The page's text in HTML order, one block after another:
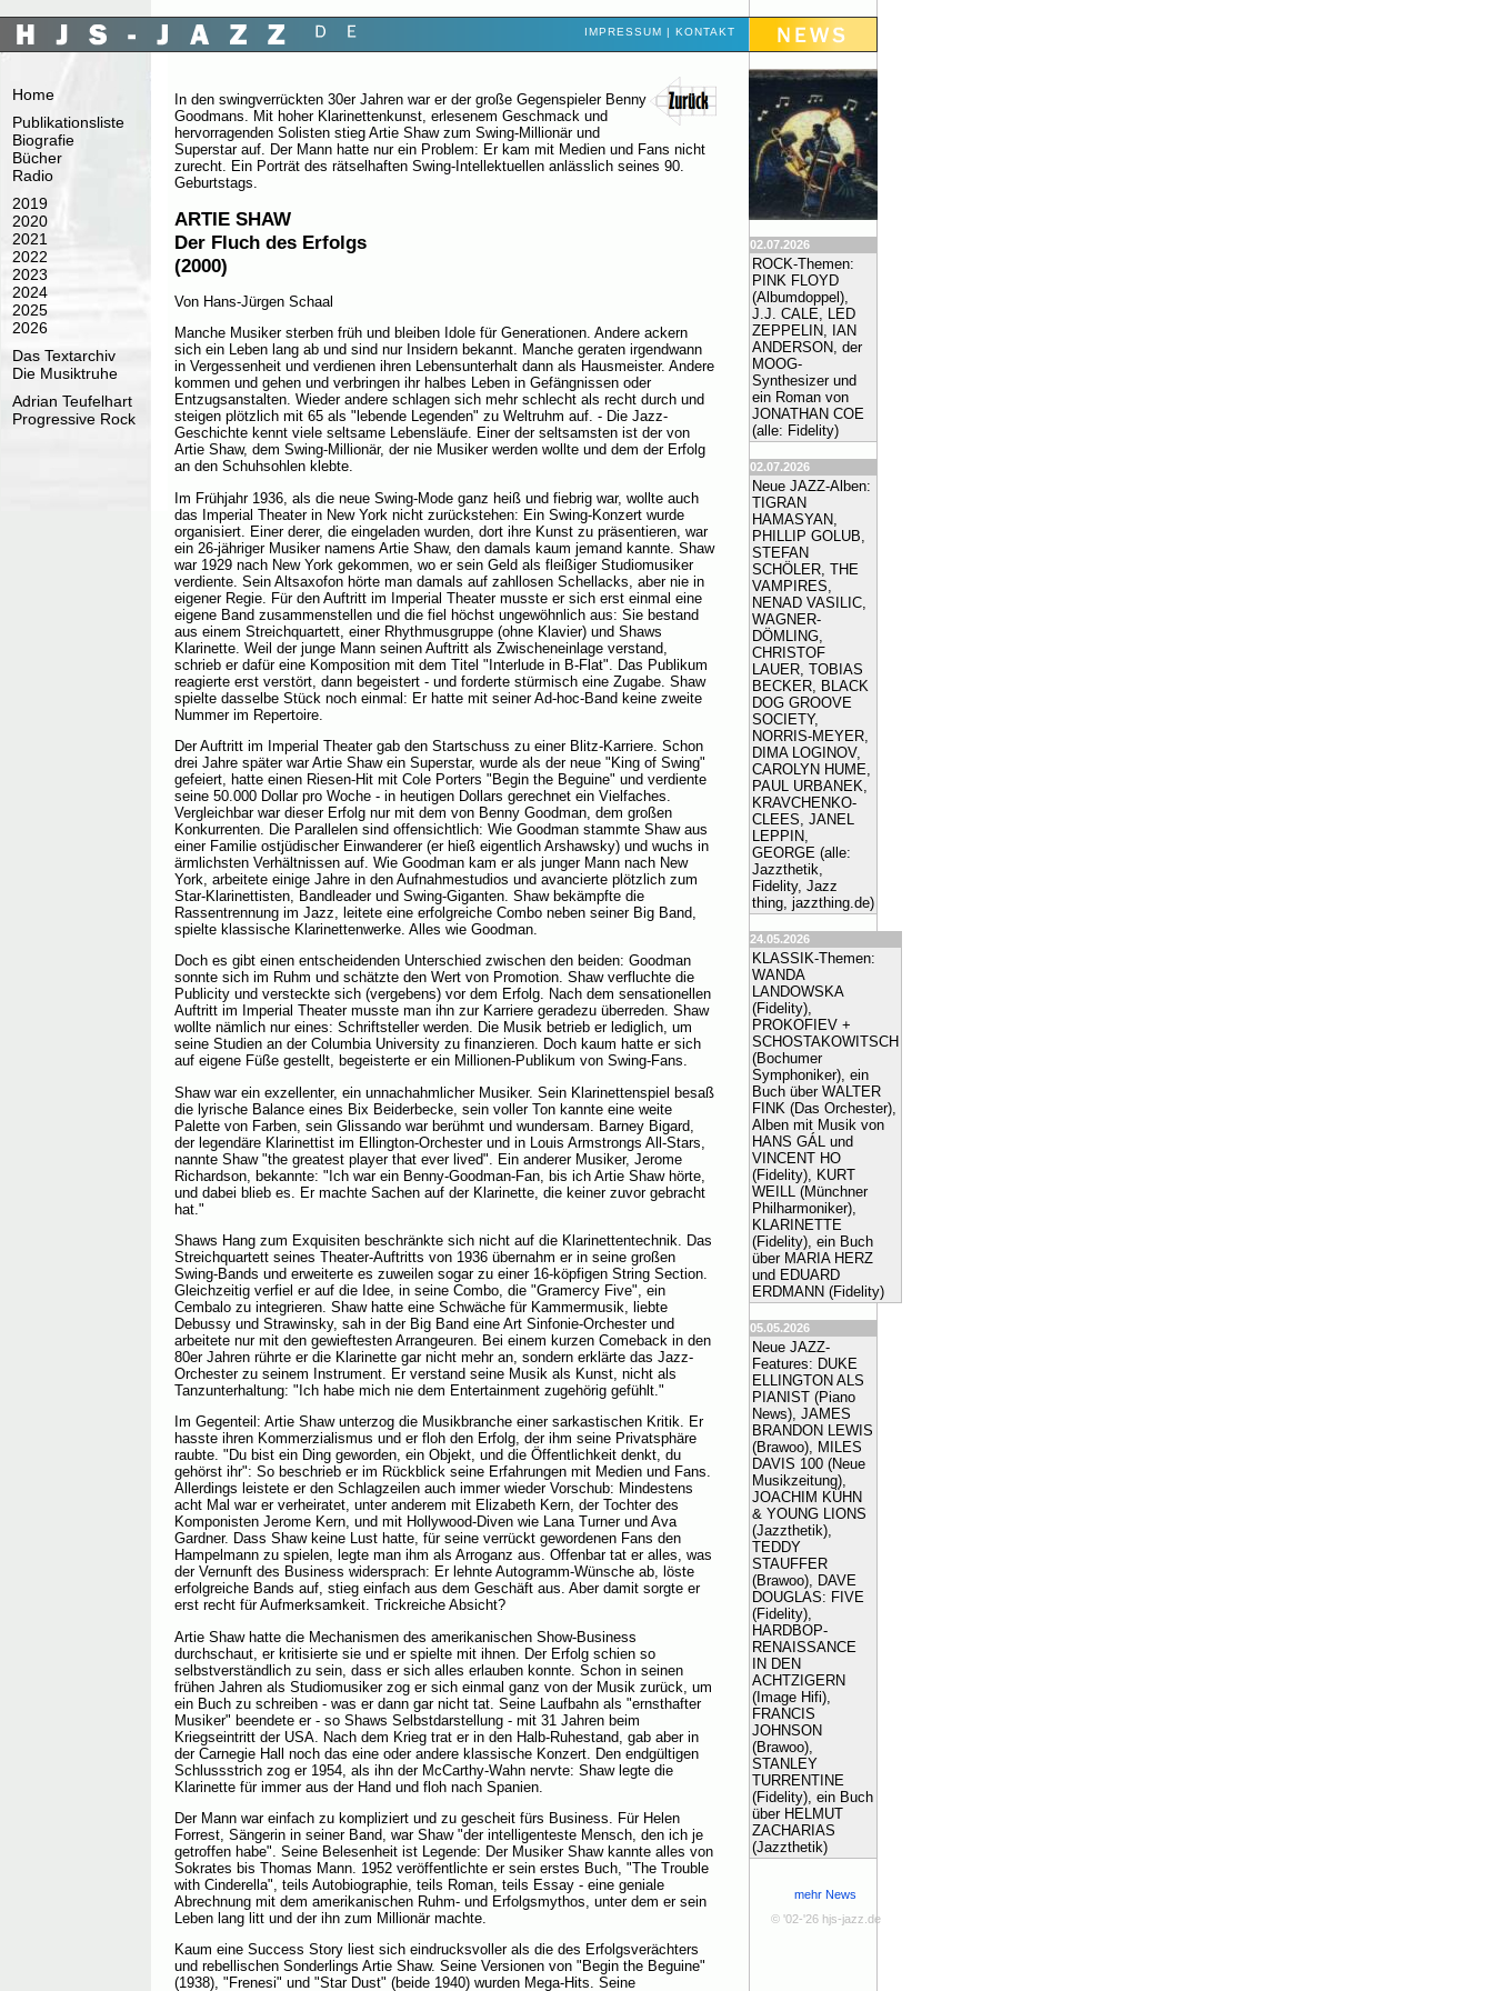
IMPRESSUM | KONTAKT
Home
Publikationsliste
Biografie
Bücher
Radio
2019
2020
2021
2022
2023
2024
2025
2026
Das Textarchiv
Die Musiktruhe
Adrian Teufelhart
Progressive Rock
In den swingverrückten 30er Jahren war er der große Gegenspieler Benny
Goodmans. Mit hoher Klarinettenkunst, erlesenem Geschmack und
hervorragenden Solisten stieg Artie Shaw zum Swing-Millionär und
Superstar auf. Der Mann hatte nur ein Problem: Er kam mit Medien und Fans nicht
zurecht. Ein Porträt des rätselhaften Swing-Intellektuellen anlässlich seines 90.
Geburtstags.
ARTIE SHAW
Der Fluch des Erfolgs
(2000)
Von Hans-Jürgen Schaal
Manche Musiker sterben früh und bleiben Idole für Generationen. Andere ackern
sich ein Leben lang ab und sind nur Insidern bekannt. Manche geraten irgendwann
in Vergessenheit und verdienen ihren Lebensunterhalt dann als Hausmeister. Andere
kommen und gehen und verbringen ihr halbes Leben in Gefängnissen oder
Entzugsanstalten. Wieder andere schlagen sich mehr schlecht als recht durch und
steigen plötzlich mit 65 als "lebende Legenden" zu Weltruhm auf. - Die Jazz-
Geschichte kennt viele seltsame Lebensläufe. Einer der seltsamsten ist der von
Artie Shaw, dem Swing-Millionär, der nie Musiker werden wollte und dem der Erfolg
an den Schuhsohlen klebte.
Im Frühjahr 1936, als die neue Swing-Mode ganz heiß und fiebrig war, wollte auch
das Imperial Theater in New York nicht zurückstehen: Ein Swing-Konzert wurde
organisiert. Einer derer, die eingeladen wurden, dort ihre Kunst zu präsentieren, war
ein 26-jähriger Musiker namens Artie Shaw, den damals kaum jemand kannte. Shaw
war 1929 nach New York gekommen, wo er sein Geld als fleißiger Studiomusiker
verdiente. Sein Altsaxofon hörte man damals auf zahllosen Schellacks, aber nie in
eigener Regie. Für den Auftritt im Imperial Theater musste er sich erst einmal eine
eigene Band zusammenstellen und die fiel höchst ungewöhnlich aus: Sie bestand
aus einem Streichquartett, einer Rhythmusgruppe (ohne Klavier) und Shaws
Klarinette. Weil der junge Mann seinen Auftritt als Zwischeneinlage verstand,
schrieb er dafür eine Komposition mit dem Titel "Interlude in B-Flat". Das Publikum
reagierte erst verstört, dann begeistert - und forderte stürmisch eine Zugabe. Shaw
spielte dasselbe Stück noch einmal: Er hatte mit seiner Ad-hoc-Band keine zweite
Nummer im Repertoire.
Der Auftritt im Imperial Theater gab den Startschuss zu einer Blitz-Karriere. Schon
drei Jahre später war Artie Shaw ein Superstar, wurde als der neue "King of Swing"
gefeiert, hatte einen Riesen-Hit mit Cole Porters "Begin the Beguine" und verdiente
seine 50.000 Dollar pro Woche - in heutigen Dollars gerechnet ein Vielfaches.
Vergleichbar war dieser Erfolg nur mit dem von Benny Goodman, dem großen
Konkurrenten. Die Parallelen sind offensichtlich: Wie Goodman stammte Shaw aus
einer Familie ostjüdischer Einwanderer (er hieß eigentlich Arshawsky) und wuchs in
ärmlichsten Verhältnissen auf. Wie Goodman kam er als junger Mann nach New
York, arbeitete einige Jahre in den Aufnahmestudios und avancierte plötzlich zum
Star-Klarinettisten, Bandleader und Swing-Giganten. Shaw bekämpfte die
Rassentrennung im Jazz, leitete eine erfolgreiche Combo neben seiner Big Band,
spielte klassische Klarinettenwerke. Alles wie Goodman.
Doch es gibt einen entscheidenden Unterschied zwischen den beiden: Goodman
sonnte sich im Ruhm und schätzte den Wert von Promotion. Shaw verfluchte die
Publicity und versteckte sich (vergebens) vor dem Erfolg. Nach dem sensationellen
Auftritt im Imperial Theater musste man ihn zur Karriere geradezu überreden. Shaw
wollte nämlich nur eines: Schriftsteller werden. Die Musik betrieb er lediglich, um
seine Studien an der Columbia University zu finanzieren. Doch kaum hatte er sich
auf eigene Füße gestellt, begeisterte er ein Millionen-Publikum von Swing-Fans.
Shaw war ein exzellenter, ein unnachahmlicher Musiker. Sein Klarinettenspiel besaß
die lyrische Balance eines Bix Beiderbecke, sein voller Ton kannte eine weite
Palette von Farben, sein Glissando war berühmt und wundersam. Barney Bigard,
der legendäre Klarinettist im Ellington-Orchester und in Louis Armstrongs All-Stars,
nannte Shaw "the greatest player that ever lived". Ein anderer Musiker, Jerome
Richardson, bekannte: "Ich war ein Benny-Goodman-Fan, bis ich Artie Shaw hörte,
und dabei blieb es. Er machte Sachen auf der Klarinette, die keiner zuvor gebracht
hat."
Shaws Hang zum Exquisiten beschränkte sich nicht auf die Klarinettentechnik. Das
Streichquartett seines Theater-Auftritts von 1936 übernahm er in seine großen
Swing-Bands und erweiterte es zuweilen sogar zu einer 16-köpfigen String Section.
Gleichzeitig verfiel er auf die Idee, in seine Combo, die "Gramercy Five", ein
Cembalo zu integrieren. Shaw hatte eine Schwäche für Kammermusik, liebte
Debussy und Strawinsky, sah in der Big Band eine Art Sinfonie-Orchester und
arbeitete nur mit den gewieftesten Arrangeuren. Bei einem kurzen Comeback in den
80er Jahren rührte er die Klarinette gar nicht mehr an, sondern erklärte das Jazz-
Orchester zu seinem Instrument. Er verstand seine Musik als Kunst, nicht als
Tanzunterhaltung: "Ich habe mich nie dem Entertainment zugehörig gefühlt."
Im Gegenteil: Artie Shaw unterzog die Musikbranche einer sarkastischen Kritik. Er
hasste ihren Kommerzialismus und er floh den Erfolg, der ihm seine Privatsphäre
raubte. "Du bist ein Ding geworden, ein Objekt, und die Öffentlichkeit denkt, du
gehörst ihr": So beschrieb er im Rückblick seine Erfahrungen mit Medien und Fans.
Allerdings leistete er den Schlagzeilen auch immer wieder Vorschub: Mindestens
acht Mal war er verheiratet, unter anderem mit Elizabeth Kern, der Tochter des
Komponisten Jerome Kern, und mit Hollywood-Diven wie Lana Turner und Ava
Gardner. Dass Shaw keine Lust hatte, für seine verrückt gewordenen Fans den
Hampelmann zu spielen, legte man ihm als Arroganz aus. Offenbar tat er alles, was
der Vernunft des Business widersprach: Er lehnte Autogramm-Wünsche ab, löste
erfolgreiche Bands auf, stieg einfach aus dem Geschäft aus. Aber damit sorgte er
erst recht für Aufmerksamkeit. Trickreiche Absicht?
Artie Shaw hatte die Mechanismen des amerikanischen Show-Business
durchschaut, er kritisierte sie und er spielte mit ihnen. Der Erfolg schien so
selbstverständlich zu sein, dass er sich alles erlauben konnte. Schon in seinen
frühen Jahren als Studiomusiker zog er sich einmal ganz von der Musik zurück, um
ein Buch zu schreiben - was er dann gar nicht tat. Seine Laufbahn als "ernsthafter
Musiker" beendete er - so Shaws Selbstdarstellung - mit 31 Jahren beim
Kriegseintritt der USA. Nach dem Krieg trat er in den Halb-Ruhestand, gab aber in
der Carnegie Hall noch das eine oder andere klassische Konzert. Den endgültigen
Schlussstrich zog er 1954, als ihn der McCarthy-Wahn nervte: Shaw legte die
Klarinette für immer aus der Hand und floh nach Spanien.
Der Mann war einfach zu kompliziert und zu gescheit fürs Business. Für Helen
Forrest, Sängerin in seiner Band, war Shaw "der intelligenteste Mensch, den ich je
getroffen habe". Seine Belesenheit ist Legende: Der Musiker Shaw kannte alles von
Sokrates bis Thomas Mann. 1952 veröffentlichte er sein erstes Buch, "The Trouble
with Cinderella", teils Autobiographie, teils Roman, teils Essay - eine geniale
Abrechnung mit dem amerikanischen Ruhm- und Erfolgsmythos, unter dem er sein
Leben lang litt und der ihn zum Millionär machte.
Kaum eine Success Story liest sich eindrucksvoller als die des Erfolgsverächters
und rebellischen Sonderlings Artie Shaw. Seine Versionen von "Begin the Beguine"
(1938), "Frenesi" und "Star Dust" (beide 1940) wurden Mega-Hits. Seine
02.07.2026
ROCK-Themen:
PINK FLOYD
(Albumdoppel),
J.J. CALE, LED
ZEPPELIN, IAN
ANDERSON, der
MOOG-
Synthesizer und
ein Roman von
JONATHAN COE
(alle: Fidelity)
02.07.2026
Neue JAZZ-Alben:
TIGRAN
HAMASYAN,
PHILLIP GOLUB,
STEFAN
SCHÖLER, THE
VAMPIRES,
NENAD VASILIC,
WAGNER-
DÖMLING,
CHRISTOF
LAUER, TOBIAS
BECKER, BLACK
DOG GROOVE
SOCIETY,
NORRIS-MEYER,
DIMA LOGINOV,
CAROLYN HUME,
PAUL URBANEK,
KRAVCHENKO-
CLEES, JANEL
LEPPIN,
GEORGE (alle:
Jazzthetik,
Fidelity, Jazz
thing, jazzthing.de)
24.05.2026
KLASSIK-Themen:
WANDA
LANDOWSKA
(Fidelity),
PROKOFIEV +
SCHOSTAKOWITSCH
(Bochumer
Symphoniker), ein
Buch über WALTER
FINK (Das Orchester),
Alben mit Musik von
HANS GÁL und
VINCENT HO
(Fidelity), KURT
WEILL (Münchner
Philharmoniker),
KLARINETTE
(Fidelity), ein Buch
über MARIA HERZ
und EDUARD
ERDMANN (Fidelity)
05.05.2026
Neue JAZZ-
Features: DUKE
ELLINGTON ALS
PIANIST (Piano
News), JAMES
BRANDON LEWIS
(Brawoo), MILES
DAVIS 100 (Neue
Musikzeitung),
JOACHIM KÜHN
& YOUNG LIONS
(Jazzthetik),
TEDDY
STAUFFER
(Brawoo), DAVE
DOUGLAS: FIVE
(Fidelity),
HARDBOP-
RENAISSANCE
IN DEN
ACHTZIGERN
(Image Hifi),
FRANCIS
JOHNSON
(Brawoo),
STANLEY
TURRENTINE
(Fidelity), ein Buch
über HELMUT
ZACHARIAS
(Jazzthetik)
mehr News
© '02-'26 hjs-jazz.de